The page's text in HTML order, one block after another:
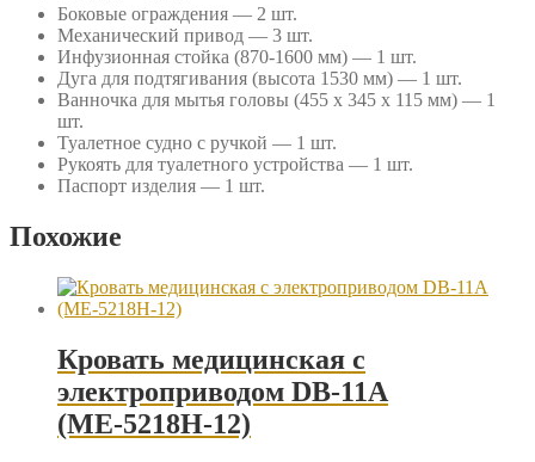
Боковые ограждения — 2 шт.
Механический привод — 3 шт.
Инфузионная стойка (870-1600 мм) — 1 шт.
Дуга для подтягивания (высота 1530 мм) — 1 шт.
Ванночка для мытья головы (455 x 345 x 115 мм) — 1
шт.
Туалетное судно с ручкой — 1 шт.
Рукоять для туалетного устройства — 1 шт.
Паспорт изделия — 1 шт.
Похожие
Кровать медицинская с
электроприводом DB-11A
(МЕ-5218Н-12)